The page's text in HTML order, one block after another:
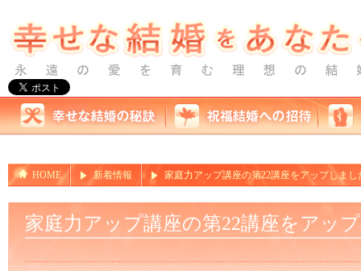
HOME 新着情報 家庭力アップ講座の第22講座をアップしまし
家庭力アップ講座の第22講座をアッ